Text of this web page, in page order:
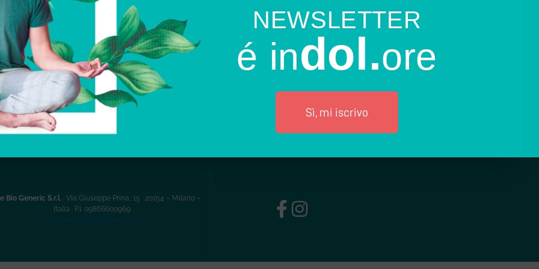
NEWSLETTER
é indol.ore
Sì, mi iscrivo
Bio Generic S.r.l. · Via Giuseppe Prina, 15 · 20154 – Milano –
Italia · P.I. 09866600969
info@anscebiogeneric.com